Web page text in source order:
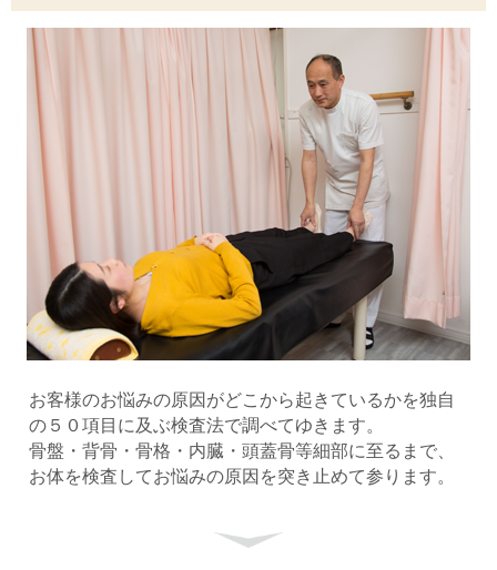
お客様のお悩みの原因がどこから起きているかを独自
の５０項目に及ぶ検査法で調べてゆきます。
骨盤・背骨・骨格・内臓・頭蓋骨等細部に至るまで、
お体を検査してお悩みの原因を突き止めて参ります。